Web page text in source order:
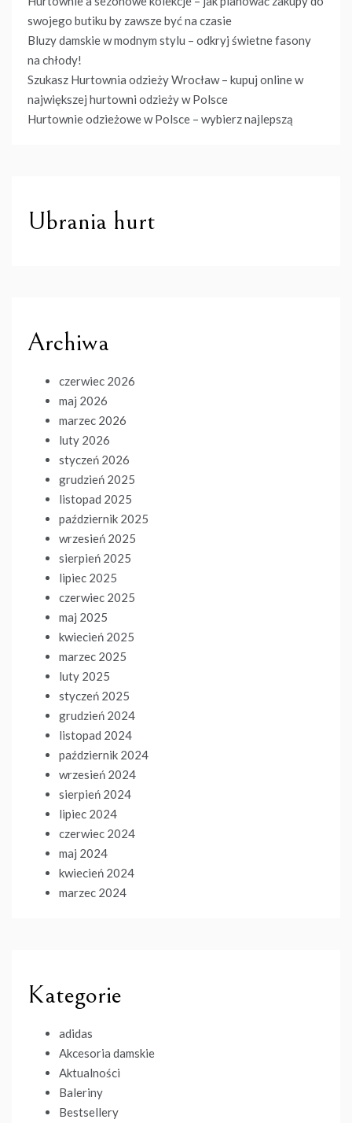
swojego butiku by zawsze być na czasie
Bluzy damskie w modnym stylu – odkryj świetne fasony
na chłody!
Szukasz Hurtownia odzieży Wrocław – kupuj online w
największej hurtowni odzieży w Polsce
Hurtownie odzieżowe w Polsce – wybierz najlepszą
Ubrania hurt
Archiwa
czerwiec 2026
maj 2026
marzec 2026
luty 2026
styczeń 2026
grudzień 2025
listopad 2025
październik 2025
wrzesień 2025
sierpień 2025
lipiec 2025
czerwiec 2025
maj 2025
kwiecień 2025
marzec 2025
luty 2025
styczeń 2025
grudzień 2024
listopad 2024
październik 2024
wrzesień 2024
sierpień 2024
lipiec 2024
czerwiec 2024
maj 2024
kwiecień 2024
marzec 2024
Kategorie
adidas
Akcesoria damskie
Aktualności
Baleriny
Bestsellery